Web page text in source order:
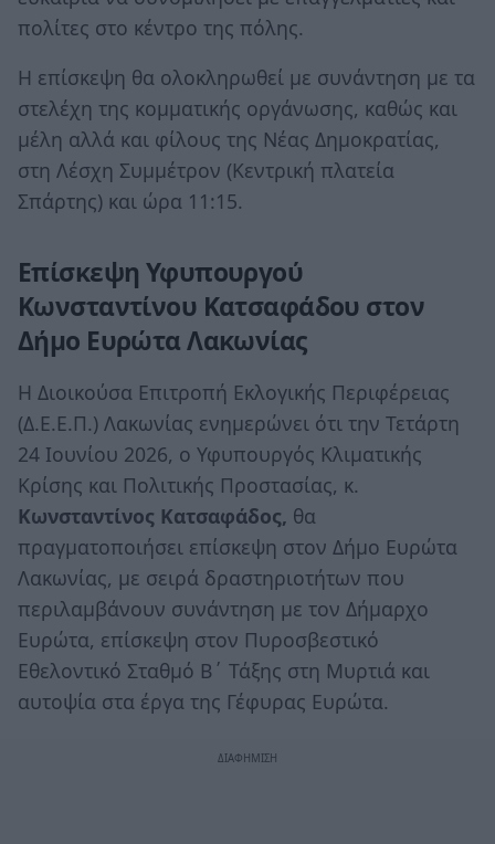
πολίτες στο κέντρο της πόλης.
Η επίσκεψη θα ολοκληρωθεί με συνάντηση με τα
στελέχη της κομματικής οργάνωσης, καθώς και
μέλη αλλά και φίλους της Νέας Δημοκρατίας,
στη Λέσχη Συμμέτρον (Κεντρική πλατεία
Σπάρτης) και ώρα 11:15.
Επίσκεψη Υφυπουργού
Κωνσταντίνου Κατσαφάδου στον
Δήμο Ευρώτα Λακωνίας
Η Διοικούσα Επιτροπή Εκλογικής Περιφέρειας
(Δ.Ε.Ε.Π.) Λακωνίας ενημερώνει ότι την Τετάρτη
24 Ιουνίου 2026, ο Υφυπουργός Κλιματικής
Κρίσης και Πολιτικής Προστασίας, κ.
Κωνσταντίνος Κατσαφάδος, θα
πραγματοποιήσει επίσκεψη στον Δήμο Ευρώτα
Λακωνίας, με σειρά δραστηριοτήτων που
περιλαμβάνουν συνάντηση με τον Δήμαρχο
Ευρώτα, επίσκεψη στον Πυροσβεστικό
Εθελοντικό Σταθμό Β΄ Τάξης στη Μυρτιά και
αυτοψία στα έργα της Γέφυρας Ευρώτα.